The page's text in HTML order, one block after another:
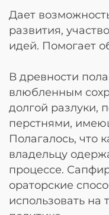
Дает
развития,
идей. Помогает
В древности
влюбленным
долгой разлуки,
перстнями,
Полагалось, что
владельцу
процессе.
ораторские
использовать на